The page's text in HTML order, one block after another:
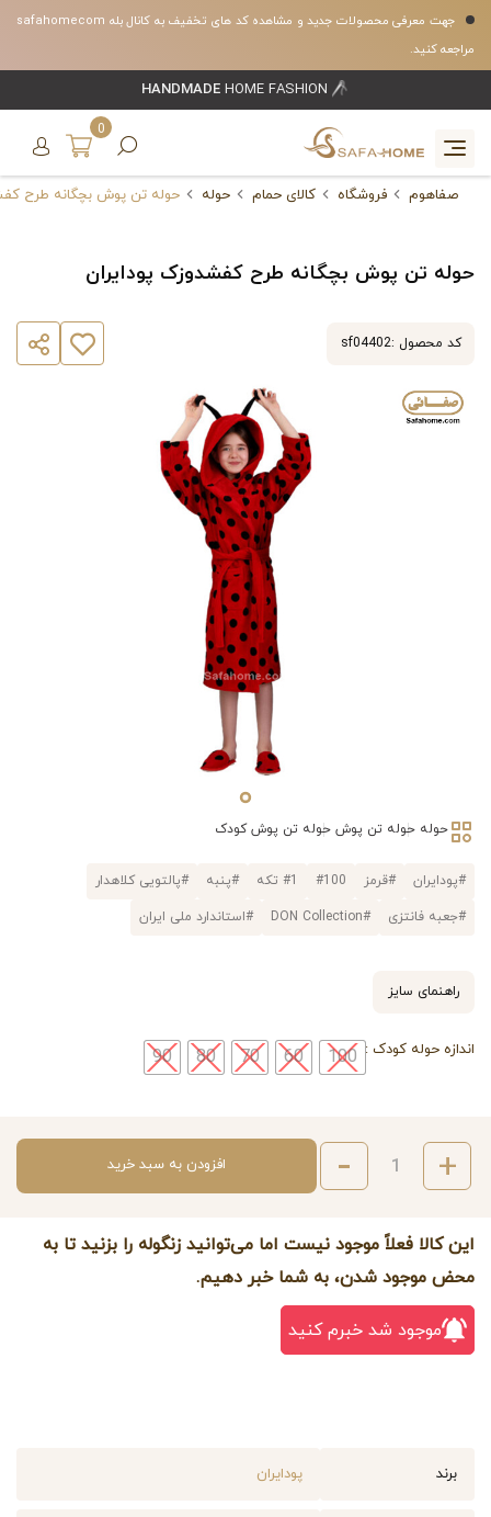
جهت معرفی محصولات جدید و مشاهده کد های تخفیف به کانال بله safahomecom
مراجعه کنید.
HANDMADE HOME FASHION
0
صفاهوم فروشگاه کالای حمام حوله حوله تن پوش بچگانه طرح
حوله تن پوش بچگانه طرح کفشدوزک پودایران
کد محصول :sf04402
حوله حوله تن پوش حوله تن پوش کودک
#پودایران #قرمز #100 #1 تکه #پنبه #پالتویی کلاهدار
#جعبه فانتزی #DON Collection #استاندارد ملی ایران
راهنمای سایز
اندازه حوله کودک 100
60
70
80
90
افزودن به سبد خرید
این کالا فعلاً موجود نیست اما می‌توانید زنگوله را بزنید تا به
محض موجود شدن، به شما خبر دهیم.
موجود شد خبرم کنید
برند پودایران